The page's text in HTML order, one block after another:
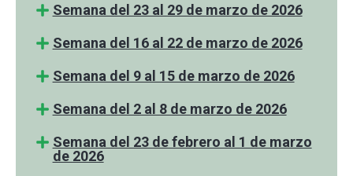
Semana del 23 al 29 de marzo de 2026
Semana del 16 al 22 de marzo de 2026
Semana del 9 al 15 de marzo de 2026
Semana del 2 al 8 de marzo de 2026
Semana del 23 de febrero al 1 de marzo
de 2026